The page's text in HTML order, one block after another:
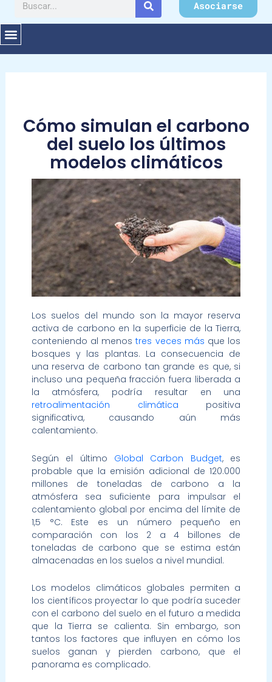
Asociarse
Cómo simulan el carbono
del suelo los últimos
modelos climáticos
Los suelos del mundo son la mayor reserva
activa de carbono en la superficie de la Tierra,
conteniendo al menostres veces más que los
bosques y las plantas. La consecuencia de
una reserva de carbono tan grande es que, si
incluso una pequeña fracción fuera liberada a
la atmósfera, podría resultar en una
retroalimentación climática positiva
significativa, causando aún más
calentamiento.
Según el último Global Carbon Budget, es
probable que la emisión adicional de 120.000
millones de toneladas de carbono a la
atmósfera sea suficiente para impulsar el
calentamiento global por encima del límite de
1,5 °C. Este es un número pequeño en
comparación con los 2 a 4 billones de
toneladas de carbono que se estima están
almacenadas en los suelos a nivel mundial.
Los modelos climáticos globales permiten a
los científicos proyectar lo que podría suceder
con el carbono del suelo en el futuro a medida
que la Tierra se calienta. Sin embargo, son
tantos los factores que influyen en cómo los
suelos ganan y pierden carbono, que el
panorama es complicado.